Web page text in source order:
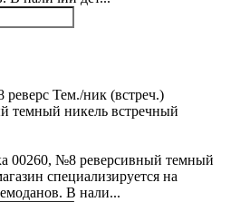
темный никель встречный
00260, №8 реверсивный темный
специализируется на
В нали...